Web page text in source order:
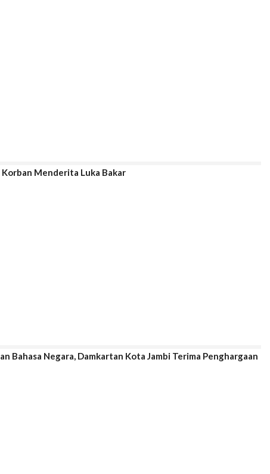
Menderita Luka Bakar
Bahasa Negara, Damkartan Kota Jambi Terima Penghargaan